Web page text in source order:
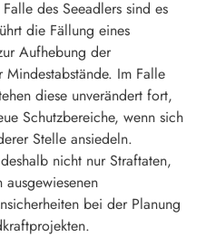
des Seeadlers sind es
die Fällung eines
Aufhebung der
Mindestabstände. Im Falle
diese unverändert fort,
Schutzbereiche, wenn sich
Stelle ansiedeln.
nicht nur Straftaten,
bei der Planung